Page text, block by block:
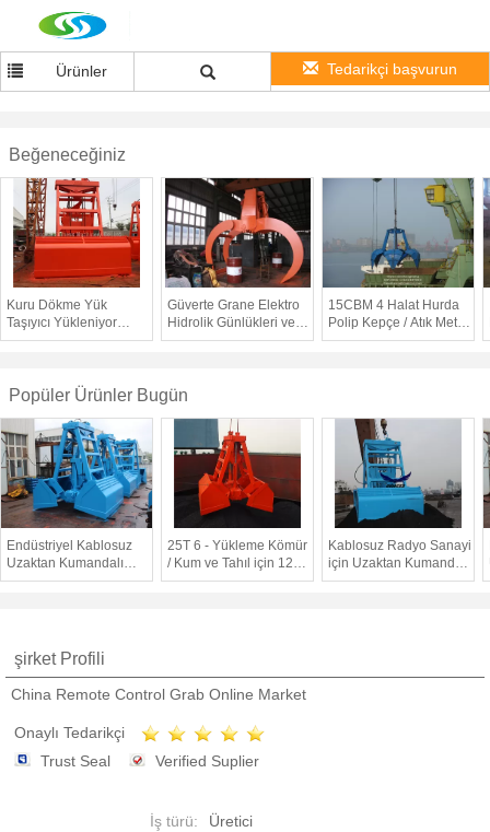
Ürünler Tedarikçi başvurun
Beğeneceğiniz
Kuru Dökme Yük
Taşıyıcı Yükleniyor
15CBM 28T Kablosuz
Güverte Grane Elektro
Hidrolik Günlükleri ve
Ahşap Büyük Kapasite
15CBM 4 Halat Hurda
Polip Kepçe / Atık Metal
Mekanik Polip Bucekt
Popüler Ürünler Bugün
Endüstriyel Kablosuz
Uzaktan Kumandalı
Kepçe Kepçe Uzun
25T 6 - Yükleme Kömür
/ Kum ve Tahıl için 12m³
Kablosuz Uzaktan
Kablosuz Radyo Sanayi
için Uzaktan Kumanda
Vinç Kepçe 25 Ton Ağır
şirket Profili
China Remote Control Grab Online Market
Onaylı Tedarikçi
Trust Seal
Verified Suplier
İş türü:
Üretici